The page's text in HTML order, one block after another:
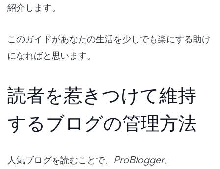
紹介します。
このガイドがあなたの生活を少しでも楽にする助け
になればと思います。
読者を惹きつけて維持
するブログの管理方法
人気ブログを読むことで、 ProBlogger、